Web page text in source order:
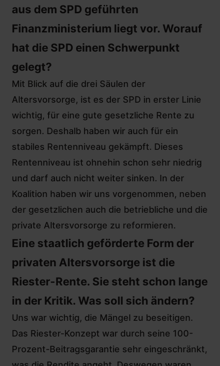
aus dem SPD geführten
Finanzministerium liegt vor. Worauf
hat die SPD einen Schwerpunkt
gelegt?
Mit Blick auf die drei Säulen der
Altersvorsorge, ist es der SPD in erster Linie
wichtig, für eine gute gesetzliche Rente zu
sorgen. Deshalb haben wir auch für ein
stabiles Rentenniveau gekämpft. Dieses
Rentenniveau ist ohnehin schon sehr niedrig
und darf auch nicht weiter sinken. In der
Koalition haben wir uns vorgenommen, neben
der gesetzlichen auch die betriebliche und die
private Altersvorsorge zu reformieren.
Eine staatlich geförderte Form der
privaten Altersvorsorge ist die
Riester-Rente. Sie steht schon lange
in der Kritik. Was soll sich ändern?
Uns war wichtig, die Mängel zu beseitigen.
Das Riester-Konzept war durch seine 100-
Prozent-Beitragsgarantie sehr eingeschränkt,